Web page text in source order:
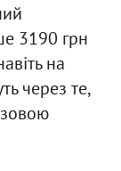
3190 грн
на
через те,